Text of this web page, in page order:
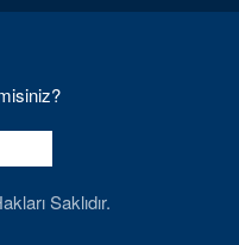
Saklıdır.